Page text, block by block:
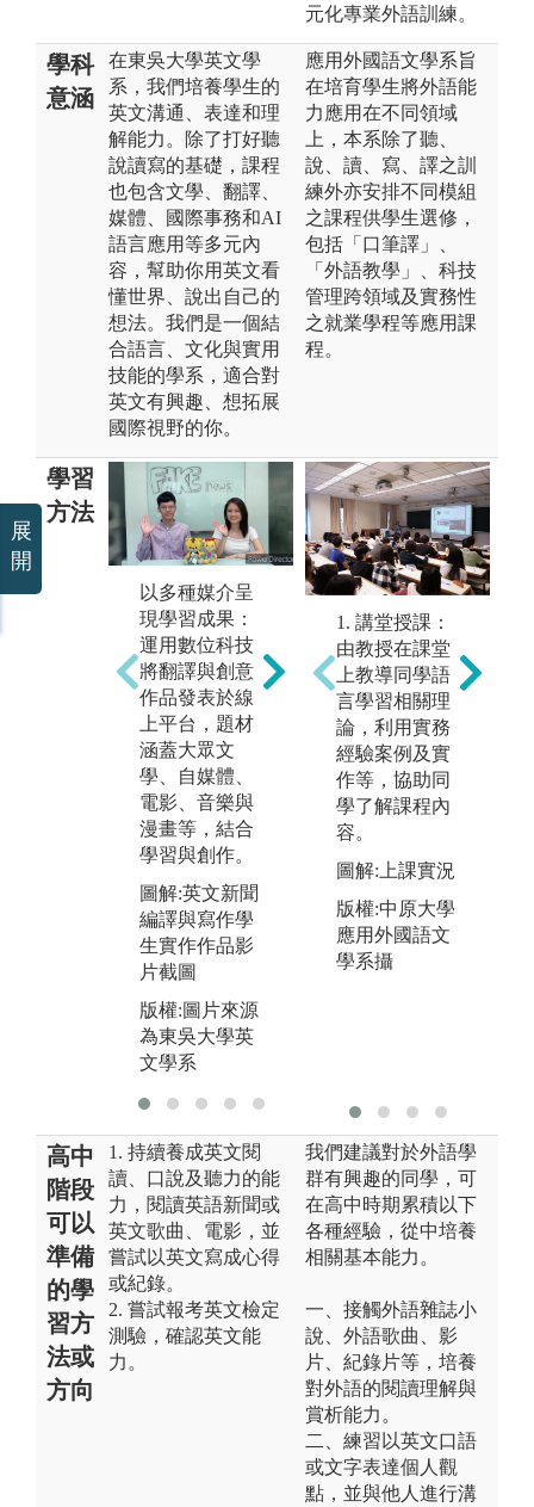
元化專業外語訓練。
學科
意涵
在東吳大學英文學
系，我們培養學生的
英文溝通、表達和理
解能力。除了打好聽
說讀寫的基礎，課程
也包含文學、翻譯、
媒體、國際事務和AI
語言應用等多元內
容，幫助你用英文看
懂世界、說出自己的
想法。我們是一個結
合語言、文化與實用
技能的學系，適合對
英文有興趣、想拓展
國際視野的你。
應用外國語文學系旨
在培育學生將外語能
力應用在不同領域
上，本系除了聽、
說、讀、寫、譯之訓
練外亦安排不同模組
之課程供學生選修，
包括「口筆譯」、
「外語教學」、科技
管理跨領域及實務性
之就業學程等應用課
程。
學習
方法
以多種媒介呈
現學習成果：
運用數位科技
將翻譯與創意
作品發表於線
上平台，題材
涵蓋大眾文
學、自媒體、
電影、音樂與
漫畫等，結合
學習與創作。
圖解:英文新聞
編譯與寫作學
生實作作品影
片截圖
版權:圖片來源
為東吳大學英
文學系
跨文化交流與
國際合作活
動：與外籍學
生交流、參加
英文營隊或出
國交換，把學
到的英文活用
在真實情境
中。
圖解:宮崎大學
師生與接待同
學於校徽牆前
合影
版權:圖片來源
1. 講堂授課：
由教授在課堂
上教導同學語
言學習相關理
論，利用實務
經驗案例及實
作等，協助同
學了解課程內
容。
圖解:上課實況
版權:中原大學
應用外國語文
學系攝
高中
階段
可以
準備
的學
習方
法或
方向
1. 持續養成英文閱
讀、口說及聽力的能
力，閱讀英語新聞或
英文歌曲、電影，並
嘗試以英文寫成心得
或紀錄。
2. 嘗試報考英文檢定
測驗，確認英文能
力。
我們建議對於外語學
群有興趣的同學，可
在高中時期累積以下
各種經驗，從中培養
相關基本能力。
一、接觸外語雜誌小
說、外語歌曲、影
片、紀錄片等，培養
對外語的閱讀理解與
賞析能力。
二、練習以英文口語
或文字表達個人觀
點，並與他人進行溝
展
開